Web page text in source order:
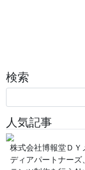
検索
人気記事
株式会社博報堂ＤＹ
ディアパートナー